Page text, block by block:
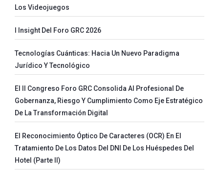
Los Videojuegos
I Insight Del Foro GRC 2026
Tecnologías Cuánticas: Hacia Un Nuevo Paradigma
Jurídico Y Tecnológico
El II Congreso Foro GRC Consolida Al Profesional De
Gobernanza, Riesgo Y Cumplimiento Como Eje Estratégico
De La Transformación Digital
El Reconocimiento Óptico De Caracteres (OCR) En El
Tratamiento De Los Datos Del DNI De Los Huéspedes Del
Hotel (parte II)